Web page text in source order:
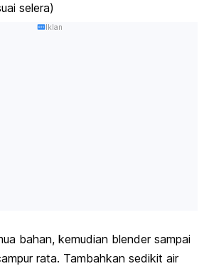
selera)
Iklan
bahan, kemudian blender sampai
rata. Tambahkan sedikit air